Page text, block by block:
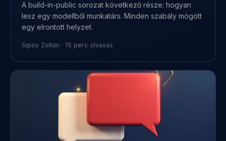
A build-in-public sorozat következő része: hogyan
lesz egy modellből munkatárs. Minden szabály mögött
egy elrontott helyzet.
Sipos Zoltán · 15 perc olvasás